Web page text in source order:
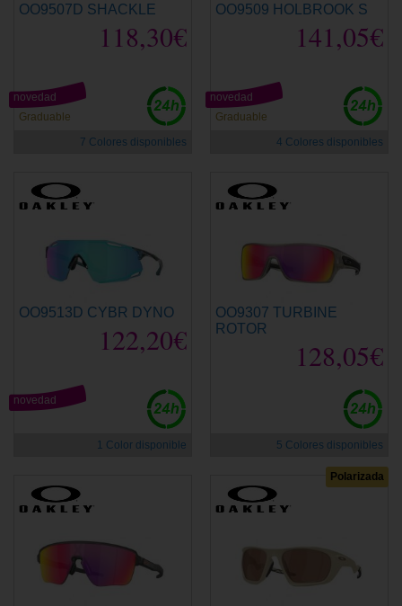
OO9507D SHACKLE
118,30€
Graduable
novedad
7 Colores disponibles
OO9509 HOLBROOK S
141,05€
Graduable
novedad
4 Colores disponibles
OO9513D CYBR DYNO
122,20€
novedad
1 Color disponible
OO9307 TURBINE
ROTOR
128,05€
5 Colores disponibles
Polarizada